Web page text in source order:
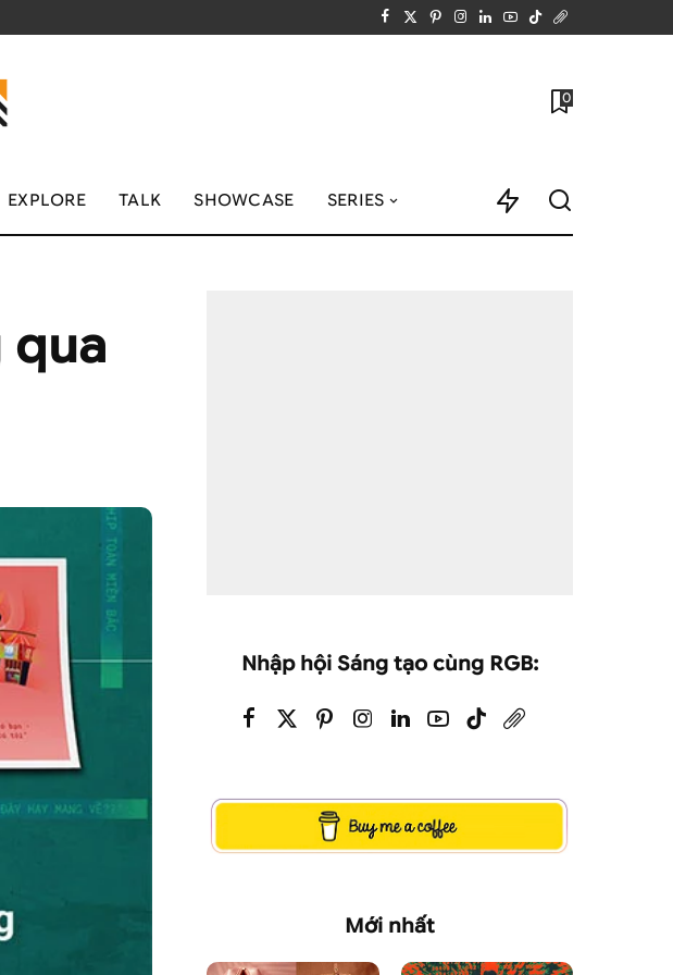
0
EXPLORE TALK SHOWCASE SERIES
qua
Nhập hội Sáng tạo cùng RGB:
Mới nhất